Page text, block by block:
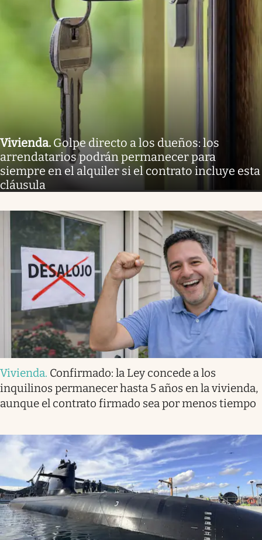
Vivienda. Golpe directo a los dueños: los
arrendatarios podrán permanecer para
siempre en el alquiler si el contrato incluye esta
cláusula
Vivienda. Confirmado: la Ley concede a los
inquilinos permanecer hasta 5 años en la vivienda,
aunque el contrato firmado sea por menos tiempo